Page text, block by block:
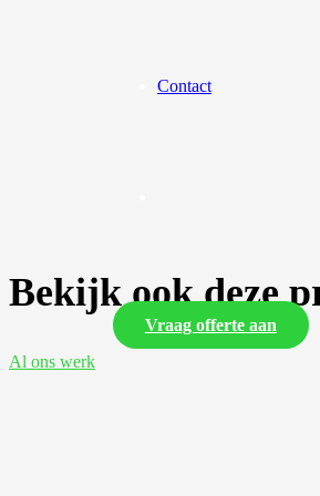
Contact
Vraag offerte aan
Bekijk ook deze
Al ons werk